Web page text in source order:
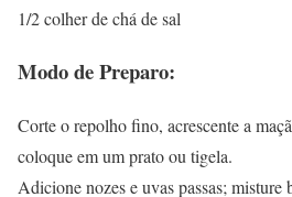
1/2 colher de chá de sal
Modo de Preparo:
Corte o repolho fino, acrescente a
coloque em um prato ou tigela.
Adicione nozes e uvas passas; misture